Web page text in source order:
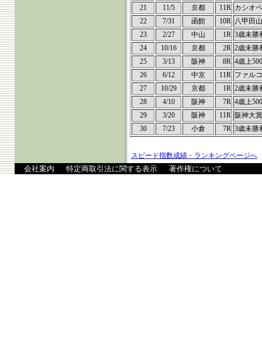
21
11/5 京都 11R カシオ
22
7/31 函館 10R 八甲田
23
2/27 中山 1R 3歳未勝
24
10/16 京都 2R 2歳未勝
25
3/13 阪神 8R 4歳上
26
6/12 中京 11R ファル
27
10/29 京都 1R 2歳未勝
28
4/10 阪神 7R 4歳上
29
3/20 阪神 11R 阪神大
30
7/23 小倉 7R 3歳未勝
スピード指数成績・ランキングページへ
会社案内 特定商取引法に関する表示 著作権について